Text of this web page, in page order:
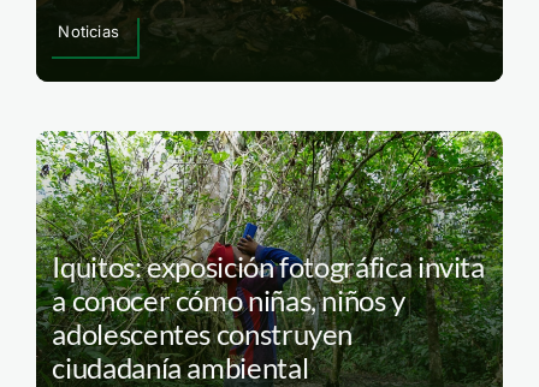
Noticias
Iquitos: exposición fotográfica invita
a conocer cómo niñas, niños y
adolescentes construyen
ciudadanía ambiental